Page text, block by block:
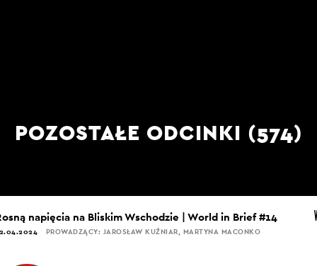
POZOSTAŁE ODCINKI (574)
napięcia na Bliskim Wschodzie | World in Brief #14
PROWADZĄCY: JAROSŁAW KUŹNIAR, MARTYNA MACONKO